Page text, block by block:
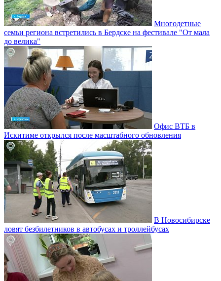
Многодетные
семьи региона встретились в Бердске на фестивале "От мала
до велика"
Офис ВТБ в
Искитиме открылся после масштабного обновления
В Новосибирске
ловят безбилетников в автобусах и троллейбусах